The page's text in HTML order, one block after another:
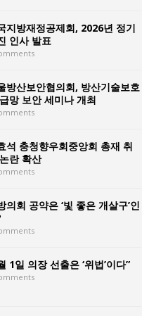
지방재정공제회, 2026년 정기
인사 발표
방산보안협의회, 방산기술보호
망 보안 세미나 개최
석 충청향우회중앙회 총재 취
란 확산
의회 공약은 ‘빛 좋은 개살구’인
1일 의장 선출은 ‘위법’이다”